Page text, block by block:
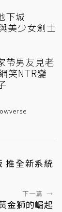
下城
美少女劍士
帶男友見老
笑NTR變
推全新系統
下一篇 →
金獅的崛起